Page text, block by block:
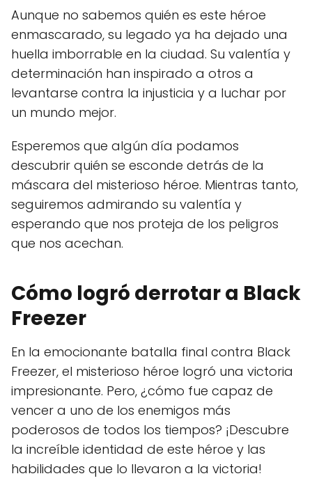
Aunque no sabemos quién es este héroe
enmascarado, su legado ya ha dejado una
huella imborrable en la ciudad. Su valentía y
determinación han inspirado a otros a
levantarse contra la injusticia y a luchar por
un mundo mejor.
Esperemos que algún día podamos
descubrir quién se esconde detrás de la
máscara del misterioso héroe. Mientras tanto,
seguiremos admirando su valentía y
esperando que nos proteja de los peligros
que nos acechan.
Cómo logró derrotar a Black
Freezer
En la emocionante batalla final contra Black
Freezer, el misterioso héroe logró una victoria
impresionante. Pero, ¿cómo fue capaz de
vencer a uno de los enemigos más
poderosos de todos los tiempos? ¡Descubre
la increíble identidad de este héroe y las
habilidades que lo llevaron a la victoria!